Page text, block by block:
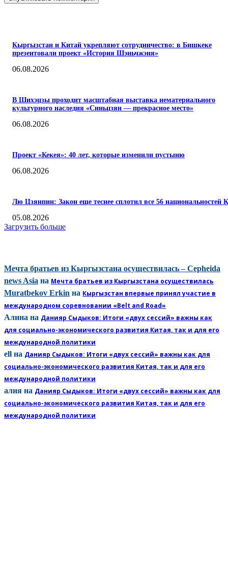
Кыргызстан и Китай укрепляют сотрудничество: в Бишкеке
презентовали проект «История Шэньчжэня»
06.08.2026
В Шихэцзы проходит масштабная выставка нематериального
культурного наследия «Синьцзян — прекрасное место»
06.08.2026
Проект «Кекея»: 40 лет, которые изменили пустыню
06.08.2026
Лю Цзянпин: Закон еще теснее сплотил все 56 национальностей
05.08.2026
Загрузить больше
Мечта братьев из Кыргызстана осуществилась – Cepheida
news Asia на Мечта братьев из Кыргызстана осуществилась
Muratbekov Erkin на Кыргызстан впервые принял участие в
международном соревновании «Belt and Road»
Алина на Данияр Сыдыков: Итоги «двух сессий» важны как
для социально-экономического развития Китая, так и для его
международной политики
ell на Данияр Сыдыков: Итоги «двух сессий» важны как для
социально-экономического развития Китая, так и для его
международной политики
алия на Данияр Сыдыков: Итоги «двух сессий» важны как для
социально-экономического развития Китая, так и для его
международной политики